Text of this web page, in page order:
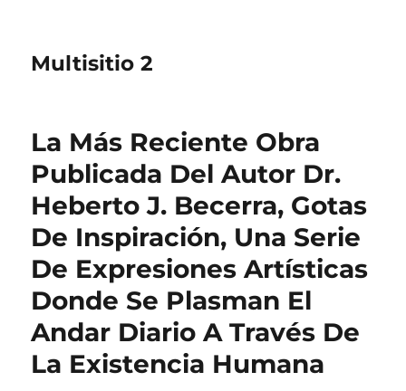
Multisitio 2
La Más Reciente Obra
Publicada Del Autor Dr.
Heberto J. Becerra, Gotas
De Inspiración, Una Serie
De Expresiones Artísticas
Donde Se Plasman El
Andar Diario A Través De
La Existencia Humana